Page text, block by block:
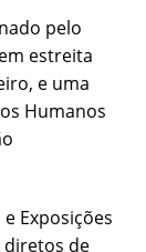
pelo
estreita
e uma
Humanos
Exposições
diretos de